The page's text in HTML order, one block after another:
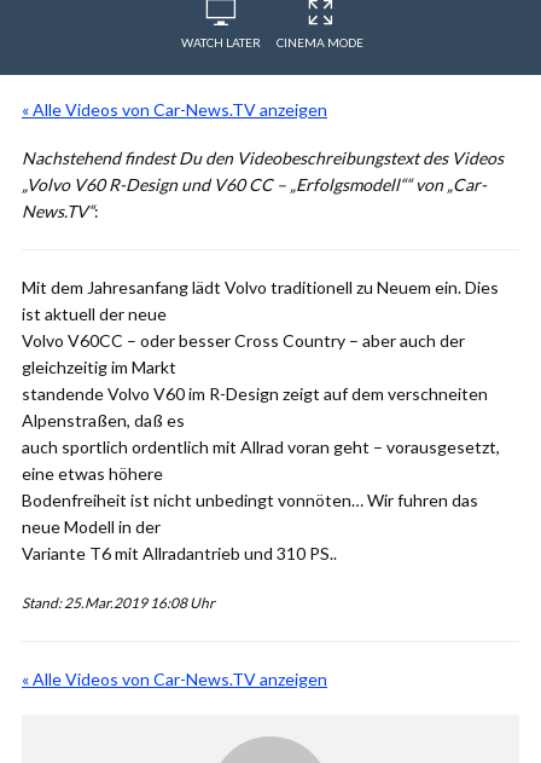
WATCH LATER CINEMA MODE
« Alle Videos von Car-News.TV anzeigen
Nachstehend findest Du den Videobeschreibungstext des Videos
„Volvo V60 R-Design und V60 CC – „Erfolgsmodell““ von „Car-
News.TV“:
Mit dem Jahresanfang lädt Volvo traditionell zu Neuem ein. Dies
ist aktuell der neue
Volvo V60CC – oder besser Cross Country – aber auch der
gleichzeitig im Markt
standende Volvo V60 im R-Design zeigt auf dem verschneiten
Alpenstraßen, daß es
auch sportlich ordentlich mit Allrad voran geht – vorausgesetzt,
eine etwas höhere
Bodenfreiheit ist nicht unbedingt vonnöten… Wir fuhren das
neue Modell in der
Variante T6 mit Allradantrieb und 310 PS..
Stand: 25.Mar.2019 16:08 Uhr
« Alle Videos von Car-News.TV anzeigen